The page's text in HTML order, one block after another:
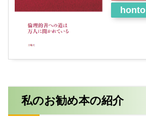
honto
私のお勧め本の紹介